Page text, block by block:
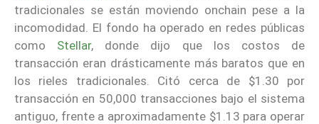
tradicionales se están moviendo onchain pese a la
incomodidad. El fondo ha operado en redes públicas
como Stellar, donde dijo que los costos de
transacción eran drásticamente más baratos que en
los rieles tradicionales. Citó cerca de $1.30 por
transacción en 50,000 transacciones bajo el sistema
antiguo, frente a aproximadamente $1.13 para operar